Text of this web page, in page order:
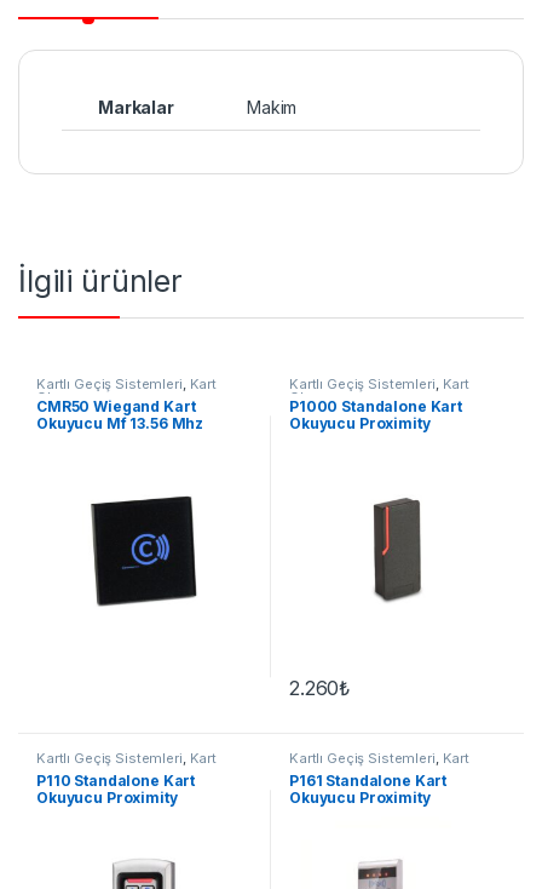
Markalar Makim
İlgili ürünler
Kartlı Geçiş Sistemleri, Kart
Okuyucu
CMR50 Wiegand Kart
Okuyucu Mf 13.56 Mhz
Kartlı Geçiş Sistemleri, Kart
Okuyucu
P1000 Standalone Kart
Okuyucu Proximity
2.260₺
Kartlı Geçiş Sistemleri, Kart
Okuyucu
P110 Standalone Kart
Okuyucu Proximity
Kartlı Geçiş Sistemleri, Kart
Okuyucu
P161 Standalone Kart
Okuyucu Proximity